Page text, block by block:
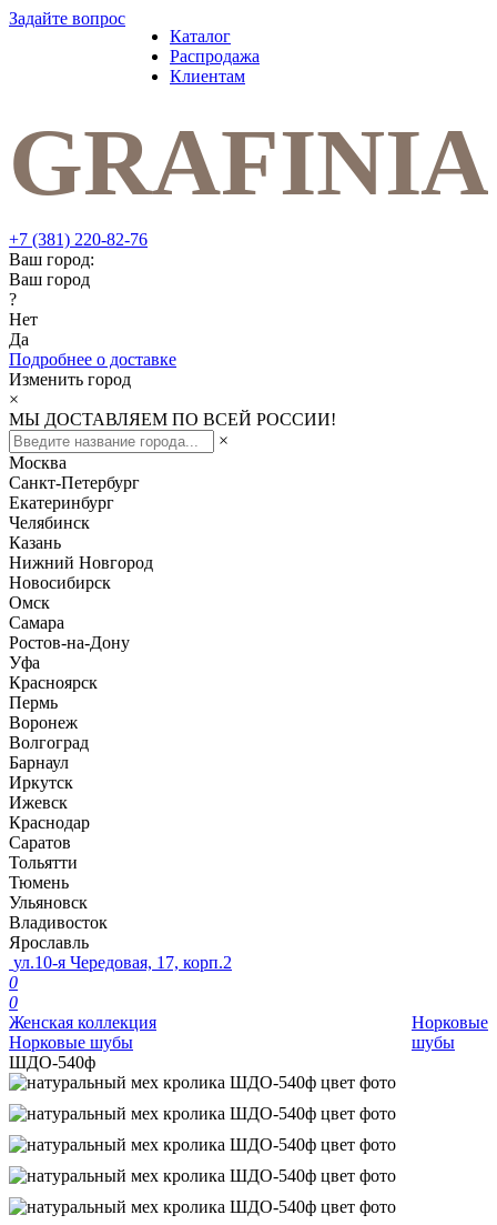
Задайте вопрос
Каталог
Распродажа
Клиентам
+7 (381) 220-82-76
Ваш город:
Ваш город
?
Нет
Да
Подробнее о доставке
Изменить город
×
МЫ ДОСТАВЛЯЕМ ПО ВСЕЙ РОССИИ!
×
Москва
Санкт-Петербург
Екатеринбург
Челябинск
Казань
Нижний Новгород
Новосибирск
Омск
Самара
Ростов-на-Дону
Уфа
Красноярск
Пермь
Воронеж
Волгоград
Барнаул
Иркутск
Ижевск
Краснодар
Саратов
Тольятти
Тюмень
Ульяновск
Владивосток
Ярославль
ул.10-я Чередовая, 17, корп.2
0
0
Женская коллекция
Норковые шубы
ШДО-540ф
Норковые
шубы